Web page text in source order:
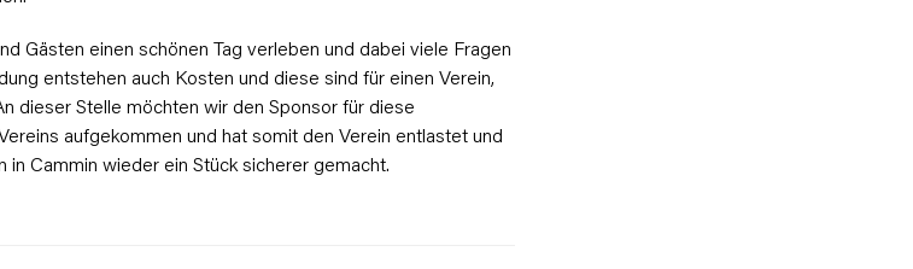
Gästen einen schönen Tag verleben und dabei viele Fragen
entstehen auch Kosten und diese sind für einen Verein,
dieser Stelle möchten wir den Sponsor für diese
aufgekommen und hat somit den Verein entlastet und
Cammin wieder ein Stück sicherer gemacht.